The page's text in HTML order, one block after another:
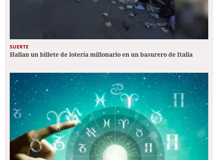
SUERTE
Hallan un billete de lotería millonario en un basurero de Italia